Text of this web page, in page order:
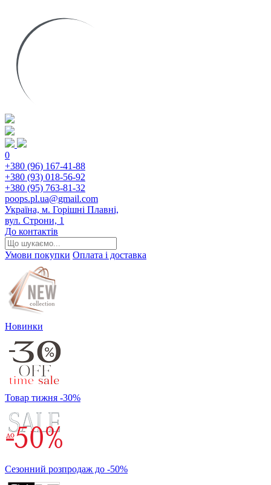
0
+380 (96) 167-41-88
+380 (93) 018-56-92
+380 (95) 763-81-32
poops.pl.ua@gmail.com
Україна, м. Горішні Плавні,
вул. Строни, 1
До контактів
Умови покупки Оплата і доставка
Новинки
Товар тижня -30%
Сезонний розпродаж до -50%